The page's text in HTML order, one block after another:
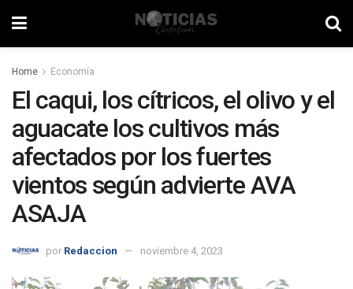
Home Economía
El caqui, los cítricos, el olivo y el
aguacate los cultivos más
afectados por los fuertes
vientos según advierte AVA
ASAJA
por Redaccion noviembre 4, 2023